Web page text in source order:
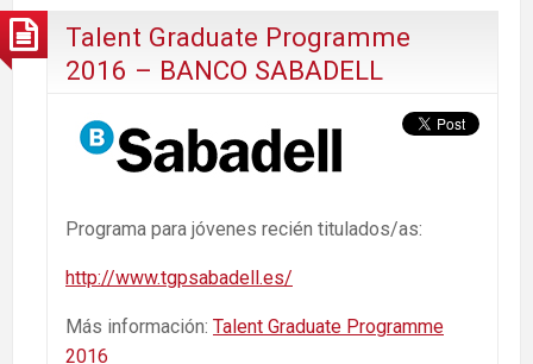
Talent Graduate Programme
2016 – BANCO SABADELL
Programa para jóvenes recién titulados/as:
http://www.tgpsabadell.es/
Más información: Talent Graduate Programme
2016